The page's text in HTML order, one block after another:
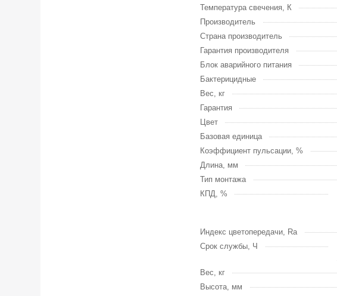
Температура свечения, К
Производитель
Страна производитель
Гарантия производителя
Блок аварийного питания
Бактерицидные
Вес, кг
Гарантия
Цвет
Базовая единица
Коэффициент пульсации, %
Длина, мм
Тип монтажа
КПД, %
Индекс цветопередачи, Ra
Срок службы, Ч
Вес, кг
Высота, мм